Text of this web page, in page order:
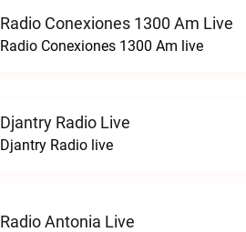
Radio Conexiones 1300 Am Live
Radio Conexiones 1300 Am live
Djantry Radio Live
Djantry Radio live
Radio Antonia Live